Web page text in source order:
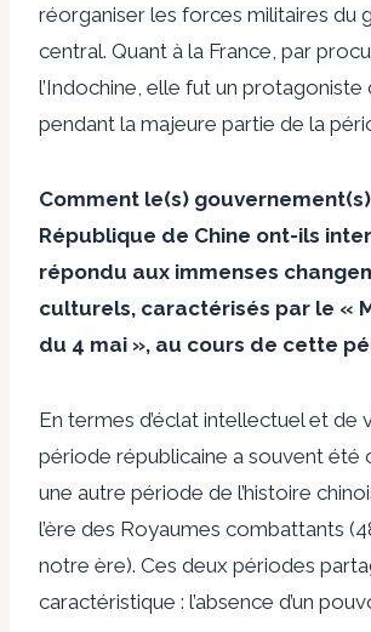
réorganiser les forces militaires du
central. Quant à la France, par
l’Indochine, elle fut un protagoniste
pendant la majeure partie de la
Comment le(s)
République de Chine ont-ils
répondu aux immenses
culturels, caractérisés par le «
du 4 mai », au cours de cette
En termes d’éclat intellectuel et de
période républicaine a souvent été
une autre période de l’histoire
l’ère des Royaumes combattants
notre ère). Ces deux périodes
caractéristique : l’absence d’un